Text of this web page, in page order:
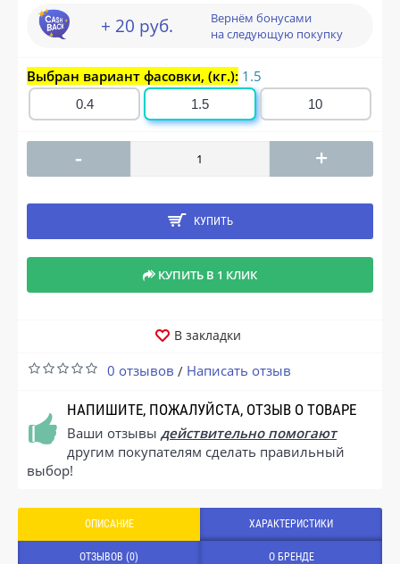
+ 20 руб.
Вернём бонусами
на следующую покупку
Выбран вариант фасовки, (кг.): 1.5
0.4 1.5 10
- +
КУПИТЬ
КУПИТЬ В 1 КЛИК
В закладки
0 отзывов / Написать отзыв
НАПИШИТЕ, ПОЖАЛУЙСТА, ОТЗЫВ О ТОВАРЕ
Ваши отзывы действительно помогают
другим покупателям сделать правильный
выбор!
ОПИСАНИЕ ХАРАКТЕРИСТИКИ
ОТЗЫВОВ (0) О БРЕНДЕ